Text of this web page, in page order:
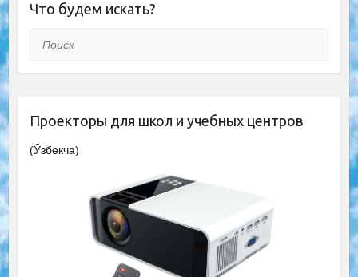
Что будем искать?
Поиск
Проекторы для школ и учебных центров
(Ўзбекча)